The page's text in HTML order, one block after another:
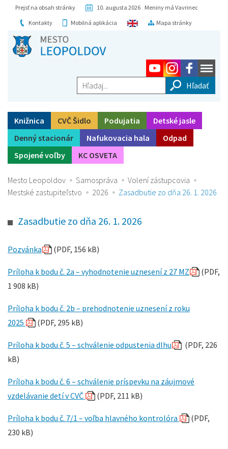
Prejsť na obsah stránky
10. augusta 2026 Meniny má Vavrinec
Kontakty
Mobilná aplikácia Mapa stránky
Hľadaj...
Knižnica CVČ Šidlo Podujatia
Detské jasle
Denný stacionár
Nafukovacia hala
Odpad
Spojené voľby
KC OSVETA
Mesto Leopoldov Samospráva
Volení zástupcovia
Mestské zastupiteľstvo
2026 Zasadbutie zo dňa 26. 1. 2026
Zasadbutie zo dňa 26. 1. 2026
Pozvánka (PDF, 156 kB)
Príloha k bodu č. 2a – vyhodnotenie uznesení z 27 MZ
(PDF,
1 908 kB)
Príloha k bodu č. 2b – prehodnotenie uznesení z roku
2025
(PDF, 295 kB)
Príloha k bodu č. 5 – schválenie odpustenia dlhu
(PDF, 226
kB)
Príloha k bodu č. 6 – schválenie príspevku na záujmové
vzdelávanie detí v CVČ
(PDF, 211 kB)
Príloha k bodu č. 7/1 – voľba hlavného kontrolóra
(PDF,
230 kB)